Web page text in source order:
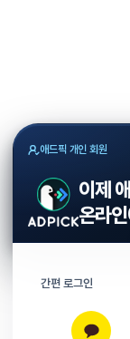
애드픽 개인 회원
이제
온라
간편 로그인